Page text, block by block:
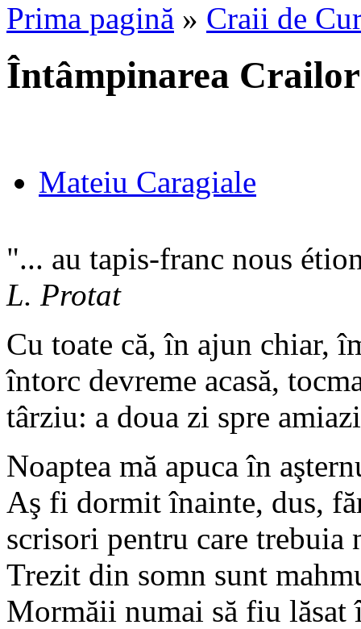
Prima pagină » Craii de
Întâmpinarea Crailor
Mateiu Caragiale
"... au tapis-franc nous
L. Protat
Cu toate că, în ajun chiar,
întorc devreme acasă,
târziu: a doua zi spre
Noaptea mă apuca în
Aş fi dormit înainte, dus,
scrisori pentru care trebuia
Trezit din somn sunt
Mormăii numai să fiu lăsat